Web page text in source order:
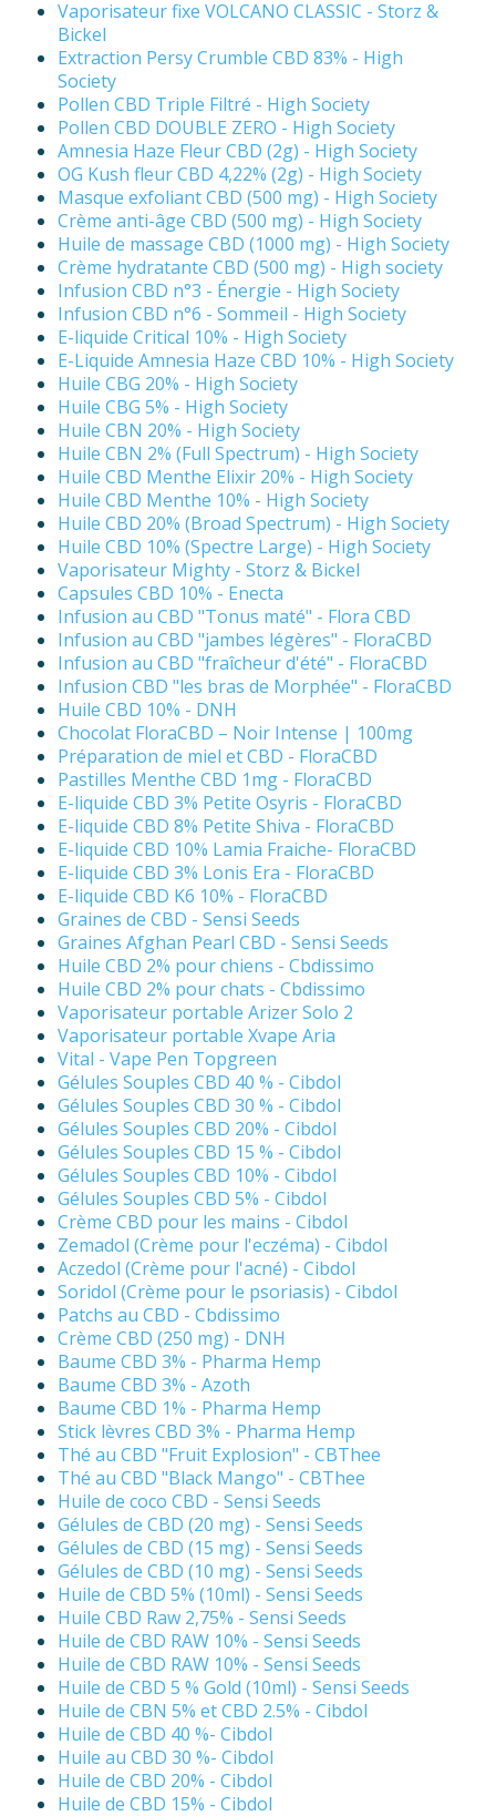
Vaporisateur fixe VOLCANO CLASSIC - Storz &
Bickel
Extraction Persy Crumble CBD 83% - High
Society
Pollen CBD Triple Filtré - High Society
Pollen CBD DOUBLE ZERO - High Society
Amnesia Haze Fleur CBD (2g) - High Society
OG Kush fleur CBD 4,22% (2g) - High Society
Masque exfoliant CBD (500 mg) - High Society
Crème anti-âge CBD (500 mg) - High Society
Huile de massage CBD (1000 mg) - High Society
Crème hydratante CBD (500 mg) - High society
Infusion CBD n°3 - Énergie - High Society
Infusion CBD n°6 - Sommeil - High Society
E-liquide Critical 10% - High Society
E-Liquide Amnesia Haze CBD 10% - High Society
Huile CBG 20% - High Society
Huile CBG 5% - High Society
Huile CBN 20% - High Society
Huile CBN 2% (Full Spectrum) - High Society
Huile CBD Menthe Elixir 20% - High Society
Huile CBD Menthe 10% - High Society
Huile CBD 20% (Broad Spectrum) - High Society
Huile CBD 10% (Spectre Large) - High Society
Vaporisateur Mighty - Storz & Bickel
Capsules CBD 10% - Enecta
Infusion au CBD "Tonus maté" - Flora CBD
Infusion au CBD "jambes légères" - FloraCBD
Infusion au CBD "fraîcheur d'été" - FloraCBD
Infusion CBD "les bras de Morphée" - FloraCBD
Huile CBD 10% - DNH
Chocolat FloraCBD – Noir Intense | 100mg
Préparation de miel et CBD - FloraCBD
Pastilles Menthe CBD 1mg - FloraCBD
E-liquide CBD 3% Petite Osyris - FloraCBD
E-liquide CBD 8% Petite Shiva - FloraCBD
E-liquide CBD 10% Lamia Fraiche- FloraCBD
E-liquide CBD 3% Lonis Era - FloraCBD
E-liquide CBD K6 10% - FloraCBD
Graines de CBD - Sensi Seeds
Graines Afghan Pearl CBD - Sensi Seeds
Huile CBD 2% pour chiens - Cbdissimo
Huile CBD 2% pour chats - Cbdissimo
Vaporisateur portable Arizer Solo 2
Vaporisateur portable Xvape Aria
Vital - Vape Pen Topgreen
Gélules Souples CBD 40 % - Cibdol
Gélules Souples CBD 30 % - Cibdol
Gélules Souples CBD 20% - Cibdol
Gélules Souples CBD 15 % - Cibdol
Gélules Souples CBD 10% - Cibdol
Gélules Souples CBD 5% - Cibdol
Crème CBD pour les mains - Cibdol
Zemadol (Crème pour l'eczéma) - Cibdol
Aczedol (Crème pour l'acné) - Cibdol
Soridol (Crème pour le psoriasis) - Cibdol
Patchs au CBD - Cbdissimo
Crème CBD (250 mg) - DNH
Baume CBD 3% - Pharma Hemp
Baume CBD 3% - Azoth
Baume CBD 1% - Pharma Hemp
Stick lèvres CBD 3% - Pharma Hemp
Thé au CBD "Fruit Explosion" - CBThee
Thé au CBD "Black Mango" - CBThee
Huile de coco CBD - Sensi Seeds
Gélules de CBD (20 mg) - Sensi Seeds
Gélules de CBD (15 mg) - Sensi Seeds
Gélules de CBD (10 mg) - Sensi Seeds
Huile de CBD 5% (10ml) - Sensi Seeds
Huile CBD Raw 2,75% - Sensi Seeds
Huile de CBD RAW 10% - Sensi Seeds
Huile de CBD RAW 10% - Sensi Seeds
Huile de CBD 5 % Gold (10ml) - Sensi Seeds
Huile de CBN 5% et CBD 2.5% - Cibdol
Huile de CBD 40 %- Cibdol
Huile au CBD 30 %- Cibdol
Huile de CBD 20% - Cibdol
Huile de CBD 15% - Cibdol